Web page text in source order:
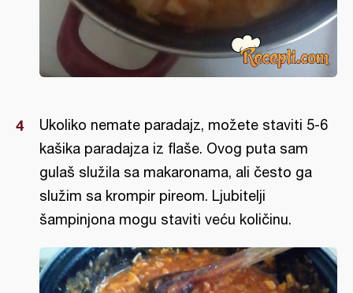
Ukoliko nemate paradajz, možete staviti 5-6
kašika paradajza iz flaše. Ovog puta sam
gulaš služila sa makaronama, ali često ga
služim sa krompir pireom. Ljubitelji
šampinjona mogu staviti veću količinu.